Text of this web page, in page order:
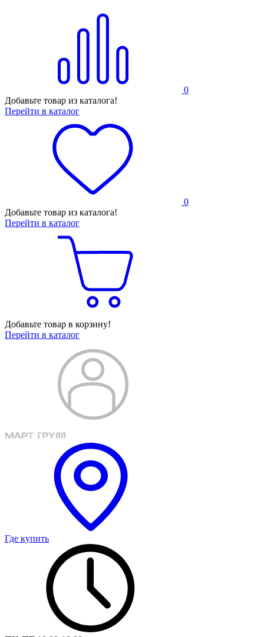
0
Добавьте товар из каталога!
Перейти в каталог
0
Добавьте товар из каталога!
Перейти в каталог
Добавьте товар в корзину!
Перейти в каталог
Где купить